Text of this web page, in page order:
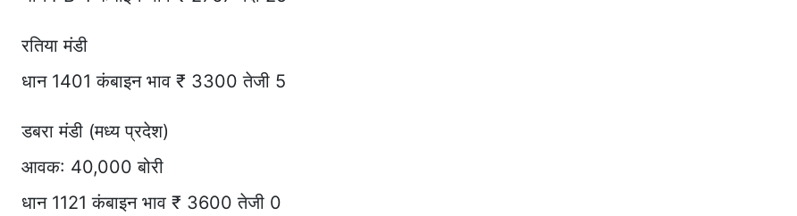
रतिया मंडी
धान 1401 कंबाइन भाव ₹ 3300 तेजी 5
डबरा मंडी (मध्य प्रदेश)
आवक: 40,000 बोरी
धान 1121 कंबाइन भाव ₹ 3600 तेजी 0